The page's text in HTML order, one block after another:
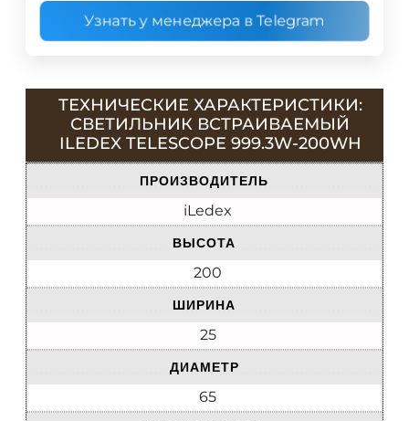
Узнать у менеджера в Telegram
ТЕХНИЧЕСКИЕ ХАРАКТЕРИСТИКИ:
СВЕТИЛЬНИК ВСТРАИВАЕМЫЙ
ILEDEX TELESCOPE 999.3W-200WH
ПРОИЗВОДИТЕЛЬ
iLedex
ВЫСОТА
200
ШИРИНА
25
ДИАМЕТР
65